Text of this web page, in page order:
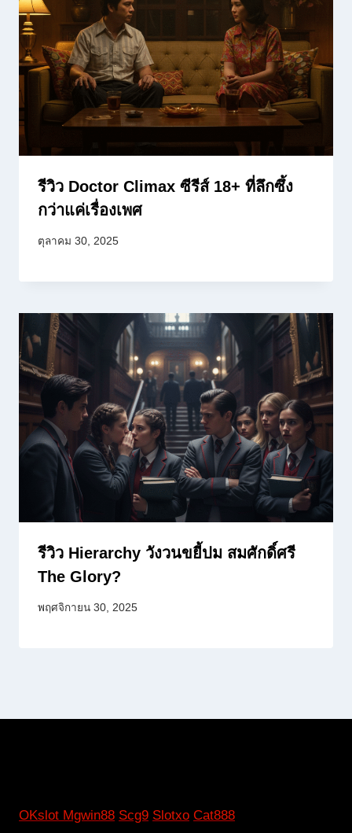
รีวิว Doctor Climax ซีรีส์ 18+ ที่ลึกซึ้ง
กว่าแค่เรื่องเพศ
ตุลาคม 30, 2025
รีวิว Hierarchy วังวนขยี้ปม สมศักดิ์ศรี
The Glory?
พฤศจิกายน 30, 2025
OKslot Mgwin88 Scg9 Slotxo Cat888